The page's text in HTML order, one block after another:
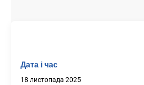
Дата і час
18 листопада 2025